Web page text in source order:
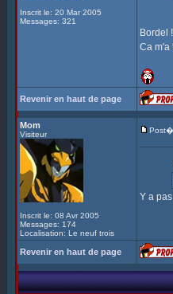
Inscrit le: 20 Mar 2005
Messages: 321
Bordel !
Ca m'a
Revenir en haut de page
Mom
Visiteur
Inscrit le: 08 Avr 2005
Messages: 174
Localisation: Le neuf trois
Post�
Y a
Revenir en haut de page